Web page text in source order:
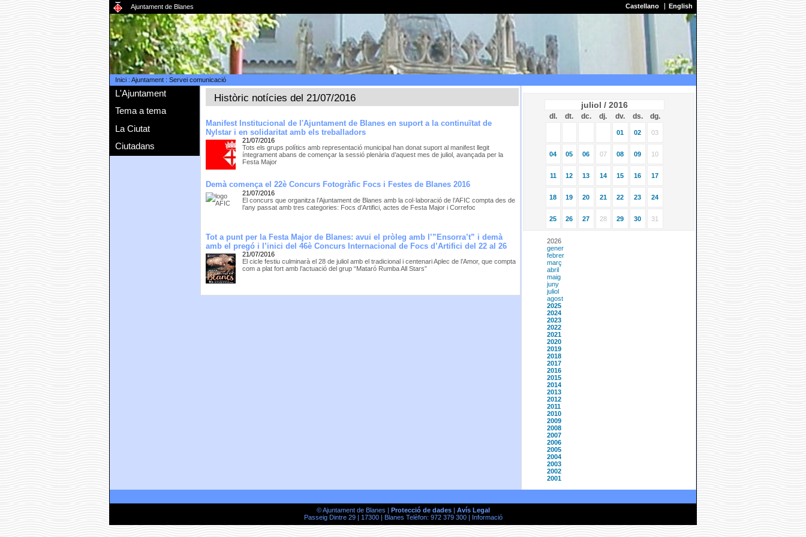
Ajuntament de Blanes Castellano English
Inici: Ajuntament: Servei comunicació
L'Ajuntament
Tema a tema
La Ciutat
Ciutadans
Històric notícies del 21/07/2016
Manifest Institucional de l'Ajuntament de Blanes en suport a la continuïtat de
Nylstar i en solidaritat amb els treballadors
21/07/2016
Tots els grups polítics amb representació municipal han donat suport al manifest llegit
íntegrament abans de començar la sessió plenària d’aquest mes de juliol, avançada per la
Festa Major
Demà comença el 22è Concurs Fotogràfic Focs i Festes de Blanes 2016
21/07/2016
El concurs que organitza l’Ajuntament de Blanes amb la col·laboració de l’AFIC compta des de
l’any passat amb tres categories: Focs d’Artifici, actes de Festa Major i Correfoc
Tot a punt per la Festa Major de Blanes: avui el pròleg amb l’”Ensorra’t” i demà
amb el pregó i l’inici del 46è Concurs Internacional de Focs d’Artifici del 22 al 26
21/07/2016
El cicle festiu culminarà el 28 de juliol amb el tradicional i centenari Aplec de l’Amor, que compta
com a plat fort amb l’actuació del grup “Mataró Rumba All Stars”
juliol / 2016
dl. dt. dc. dj. dv. ds. dg.
01 02 03
04 05 06 07 08 09 10
11 12 13 14 15 16 17
18 19 20 21 22 23 24
25 26 27 28 29 30 31
2026
gener
febrer
març
abril
maig
juny
juliol
agost
2025
2024
2023
2022
2021
2020
2019
2018
2017
2016
2015
2014
2013
2012
2011
2010
2009
2008
2007
2006
2005
2004
2003
2002
2001
© Ajuntament de Blanes | Protecció de dades| Avís Legal
Passeig Dintre 29 | 17300 | Blanes Telèfon: 972 379 300 |
Informació